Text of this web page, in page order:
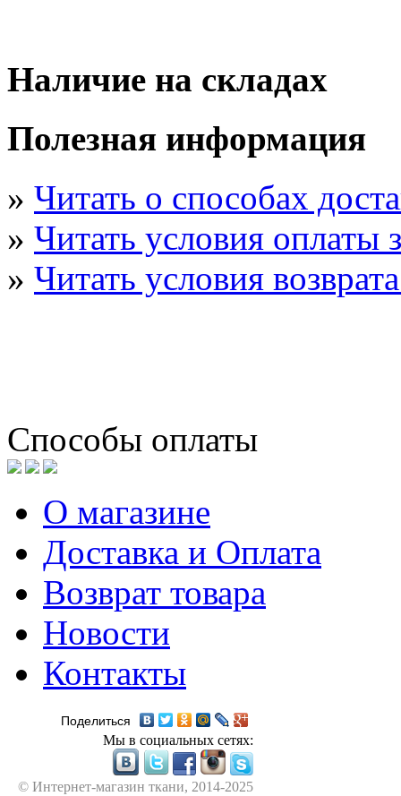
Наличие на складах
Полезная информация
» Читать о способах
» Читать условия оплаты
» Читать условия
Способы оплаты
О магазине
Доставка и Оплата
Возврат товара
Новости
Контакты
Поделиться
Мы в социальных сетях:
© Интернет-магазин ткани, 2014-2025